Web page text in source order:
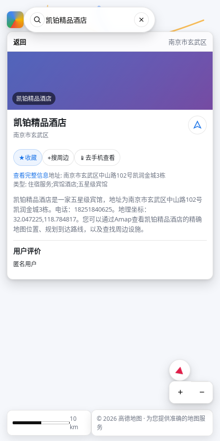
返回 南京市玄武区
凯铂精品酒店
凯铂精品酒店
南京市玄武区
★收藏 ⌖搜周边 📱 去手机查看
查看完整信息地址: 南京市玄武区中山路102号凯润金城3栋
类型: 住宿服务;宾馆酒店;五星级宾馆
凯铂精品酒店是一家五星级宾馆，地址为南京市玄武区中山路102号
凯润金城3栋。电话：18251840625。地理坐标：
32.047225,118.784817。您可以通过Amap查看凯铂精品酒店的精确
地图位置、规划到达路线，以及查找周边设施。
用户评价
匿名用户
+ −
10
km
© 2026 高德地图 · 为您提供准确的地图服
务